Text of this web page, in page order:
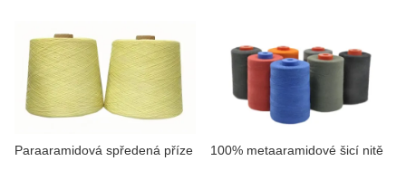
VIDEA
Paraaramidová spředená příze 100% metaaramidové šicí nitě